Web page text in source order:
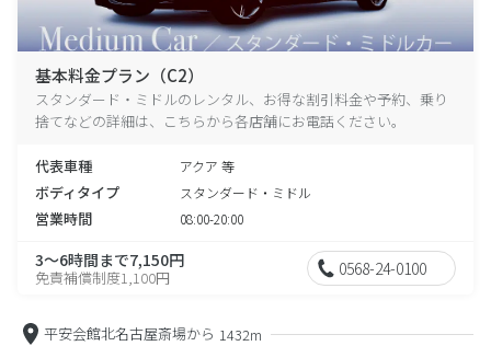
基本料金プラン（C2）
スタンダード・ミドルのレンタル、お得な割引料金や予約、乗り
捨てなどの詳細は、こちらから各店舗にお電話ください。
代表車種 アクア 等
ボディタイプ スタンダード・ミドル
営業時間 08:00-20:00
3～6時間まで7,150円
免責補償制度1,100円 0568-24-0100
平安会館北名古屋斎場から 1432m